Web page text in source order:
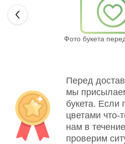
Фото букета
Перед
мы
букета. Если
цветами что-
нам в
проверим